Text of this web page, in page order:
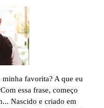
favorita? A que eu
essa frase, começo
Nascido e criado em